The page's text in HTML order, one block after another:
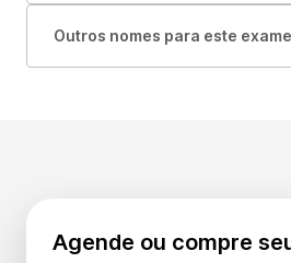
Outros nomes para este exame
Agende ou compre